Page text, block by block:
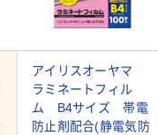
アイリスオーヤマ
ラミネートフィル
ム B4サイズ 帯電
防止剤配合(静電気防